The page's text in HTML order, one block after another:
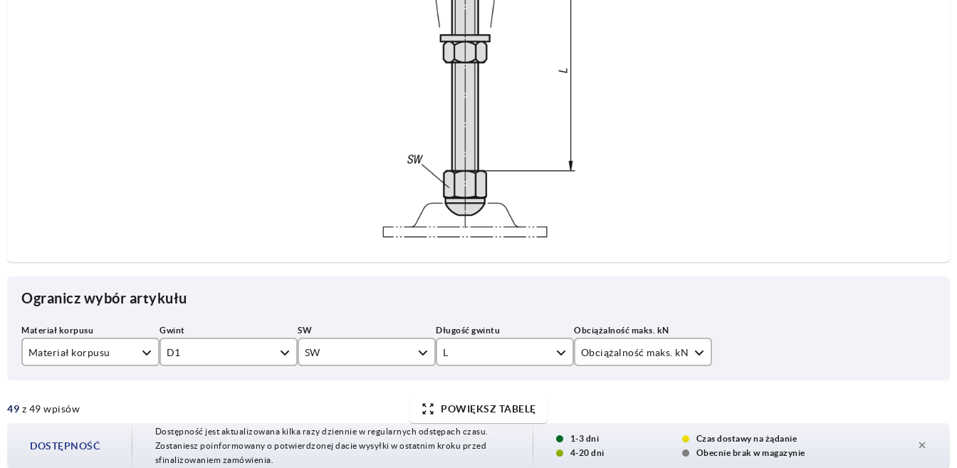
Ogranicz wybór artykułu
Materiał korpusu
stal nierdzewna
D1
M12
SW
24
L
80
100
Obciążalność maks. kN
49 z 49 wpisów POWIĘKSZ TABELĘ
DOSTĘPNOŚĆ
Dostępność jest aktualizowana kilka razy dziennie w regularnych odstępach czasu.
Zostaniesz poinformowany o potwierdzonej dacie wysyłki w ostatnim kroku przed
sfinalizowaniem zamówienia.
1-3 dni
Czas dostawy na żądanie
4-20 dni
Obecnie brak w magazynie